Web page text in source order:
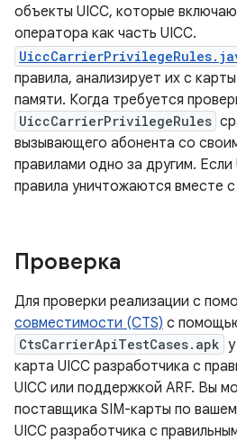
объекты UICC, которые
оператора как часть UICC.
правила, анализирует их с
памяти. Когда требуется
UiccCarrierPrivilegeRules
вызывающего абонента со
правилами одно за другим. Если
правила уничтожаются вместе
Проверка
Для проверки реализации с
совместимости (CTS) с
CtsCarrierApiTestCases.apk
карта UICC разработчика с
UICC или поддержкой ARF. Вы
поставщика SIM-карты по
UICC разработчика с